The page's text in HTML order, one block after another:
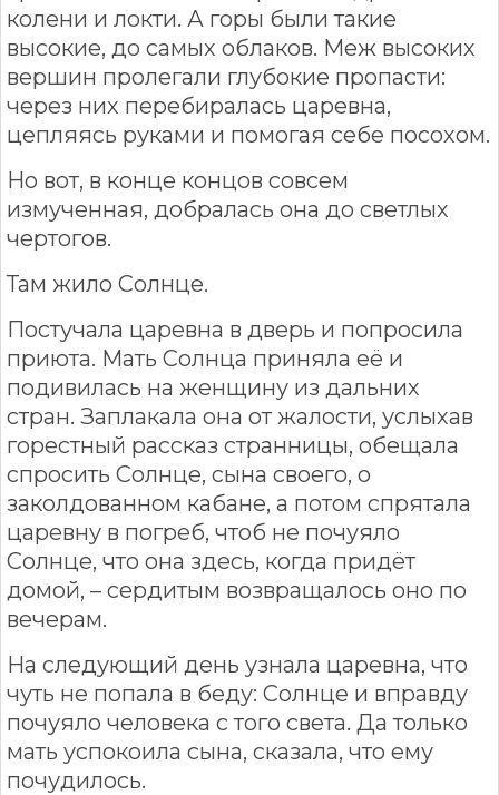
колени и локти. А горы были такие
высокие, до самых облаков. Меж высоких
вершин пролегали глубокие пропасти:
через них перебиралась царевна,
цепляясь руками и помогая себе посохом.
Но вот, в конце концов совсем
измученная, добралась она до светлых
чертогов.
Там жило Солнце.
Постучала царевна в дверь и попросила
приюта. Мать Солнца приняла её и
подивилась на женщину из дальних
стран. Заплакала она от жалости, услыхав
горестный рассказ странницы, обещала
спросить Солнце, сына своего, о
заколдованном кабане, а потом спрятала
царевну в погреб, чтоб не почуяло
Солнце, что она здесь, когда придёт
домой, – сердитым возвращалось оно по
вечерам.
На следующий день узнала царевна, что
чуть не попала в беду: Солнце и вправду
почуяло человека с того света. Да только
мать успокоила сына, сказала, что ему
почудилось.